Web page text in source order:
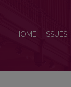
HOME ISSUES